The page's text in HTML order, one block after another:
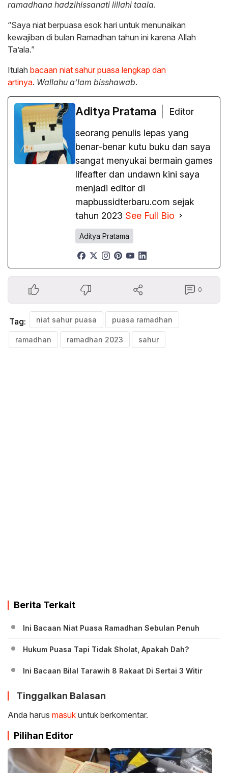
ramadhana hadzihissanati lillahi taala.
“Saya niat berpuasa esok hari untuk menunaikan
kewajiban di bulan Ramadhan tahun ini karena Allah
Ta’ala.”
Itulah bacaan niat sahur puasa lengkap dan
artinya. Wallahu a’lam bisshawab.
Aditya Pratama
Editor
seorang penulis lepas yang
benar-benar kutu buku dan saya
sangat menyukai bermain games
lifeafter dan undawn kini saya
menjadi editor di
mapbussidterbaru.com sejak
tahun 2023 See Full Bio
Aditya Pratama
0
Tag: niat sahur puasa puasa ramadhan
ramadhan ramadhan 2023 sahur
Berita Terkait
Ini Bacaan Niat Puasa Ramadhan Sebulan Penuh
Hukum Puasa Tapi Tidak Sholat, Apakah Dah?
Ini Bacaan Bilal Tarawih 8 Rakaat Di Sertai 3 Witir
Tinggalkan Balasan
Anda harus masuk untuk berkomentar.
Pilihan Editor